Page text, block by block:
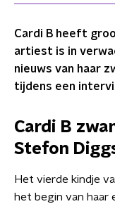
Cardi B heeft
artiest is in
nieuws van haar
tijdens een
Cardi B
Stefon
Het vierde kindje
het begin van